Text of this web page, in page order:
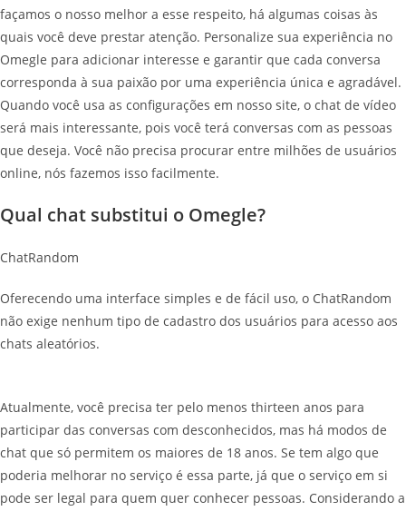
façamos o nosso melhor a esse respeito, há algumas coisas às
quais você deve prestar atenção. Personalize sua experiência no
Omegle para adicionar interesse e garantir que cada conversa
corresponda à sua paixão por uma experiência única e agradável.
Quando você usa as configurações em nosso site, o chat de vídeo
será mais interessante, pois você terá conversas com as pessoas
que deseja. Você não precisa procurar entre milhões de usuários
online, nós fazemos isso facilmente.
Qual chat substitui o Omegle?
ChatRandom
Oferecendo uma interface simples e de fácil uso, o ChatRandom
não exige nenhum tipo de cadastro dos usuários para acesso aos
chats aleatórios.
Atualmente, você precisa ter pelo menos thirteen anos para
participar das conversas com desconhecidos, mas há modos de
chat que só permitem os maiores de 18 anos. Se tem algo que
poderia melhorar no serviço é essa parte, já que o serviço em si
pode ser legal para quem quer conhecer pessoas. Considerando a